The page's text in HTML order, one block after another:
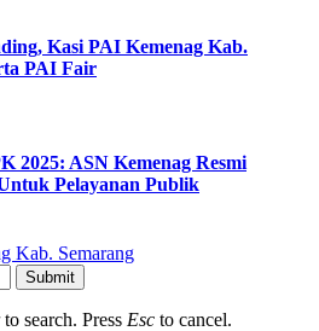
Kasi PAI Kemenag Kab.
PAI Fair
2025: ASN Kemenag Resmi
Pelayanan Publik
Kab. Semarang
Submit
to search. Press Esc to cancel.